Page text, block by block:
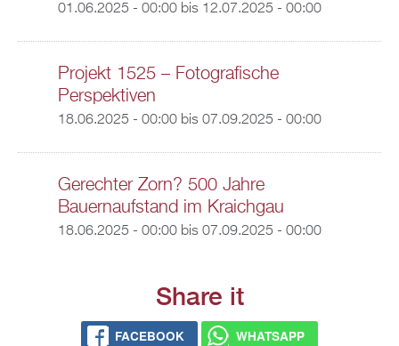
01.06.2025 - 00:00bis 12.07.2025 - 00:00
Projekt 1525 – Fotografische
Perspektiven
18.06.2025 - 00:00bis 07.09.2025 - 00:00
Gerechter Zorn? 500 Jahre
Bauernaufstand im Kraichgau
18.06.2025 - 00:00bis 07.09.2025 - 00:00
Share it
FACEBOOK WHATSAPP